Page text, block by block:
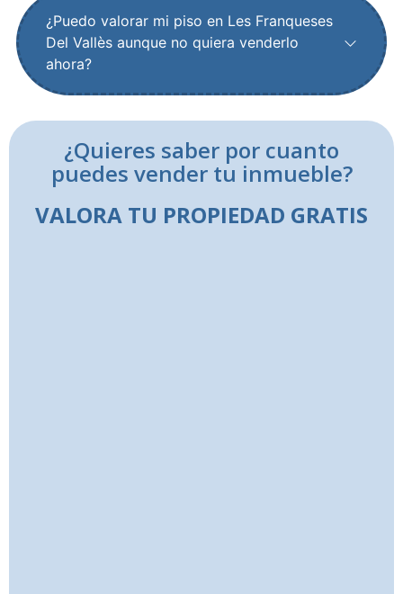
¿Puedo valorar mi piso en Les Franqueses
Del Vallès aunque no quiera venderlo
ahora?
¿Quieres saber por cuanto
puedes vender tu inmueble?
VALORA TU PROPIEDAD GRATIS